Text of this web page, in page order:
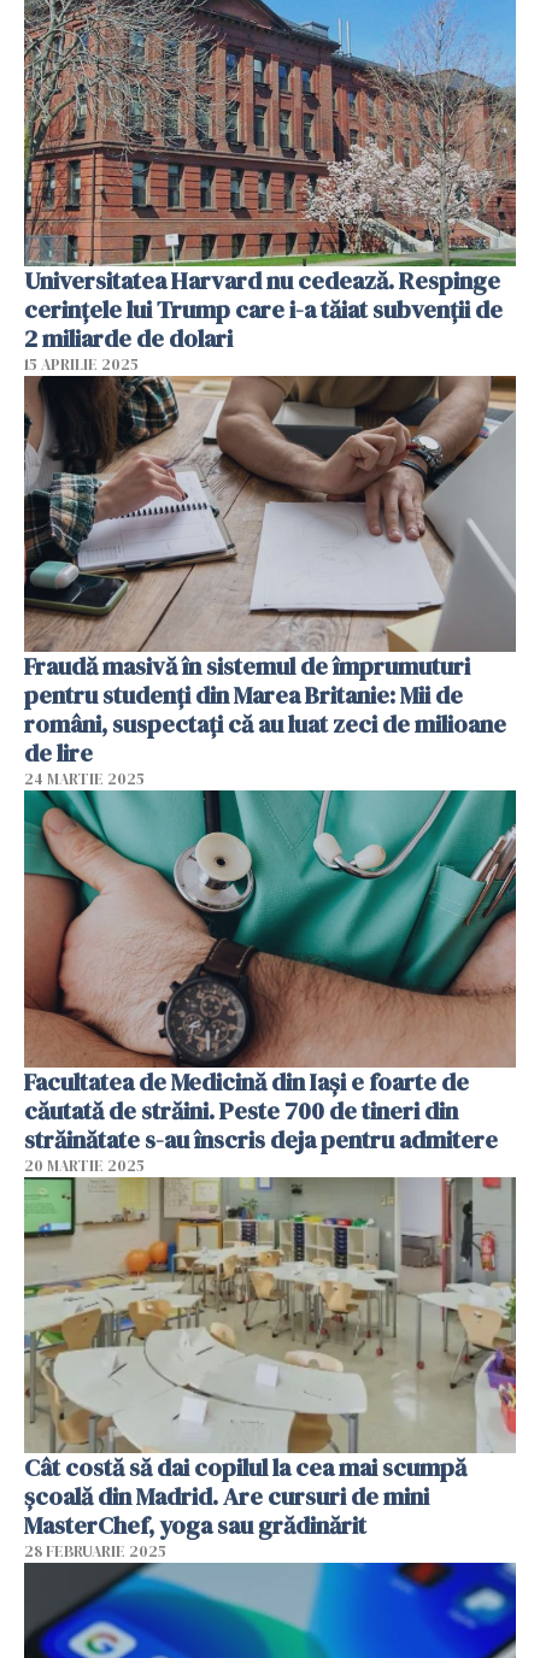
Universitatea Harvard nu cedează. Respinge
cerinţele lui Trump care i-a tăiat subvenţii de
2 miliarde de dolari
15 APRILIE 2025
Fraudă masivă în sistemul de împrumuturi
pentru studenți din Marea Britanie: Mii de
români, suspectați că au luat zeci de milioane
de lire
24 MARTIE 2025
Facultatea de Medicină din Iași e foarte de
căutată de străini. Peste 700 de tineri din
străinătate s-au înscris deja pentru admitere
20 MARTIE 2025
Cât costă să dai copilul la cea mai scumpă
școală din Madrid. Are cursuri de mini
MasterChef, yoga sau grădinărit
28 FEBRUARIE 2025